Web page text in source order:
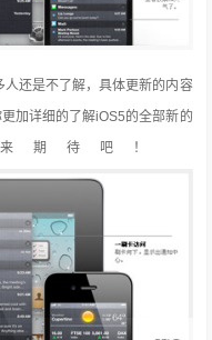
还是不了解，具体更新的内容
加详细的了解iOS5的全部新的
来期待吧！